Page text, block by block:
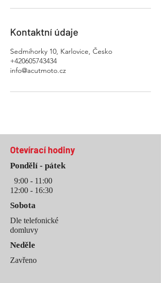
Kontaktní údaje
Sedmihorky 10, Karlovice, Česko
+420605743434
info@acutmoto.cz
Otevírací hodiny
Pondělí - pátek
9:00 - 11:00
12:00 - 16:30
Sobota
Dle telefonické
domluvy
Neděle
Zavřeno